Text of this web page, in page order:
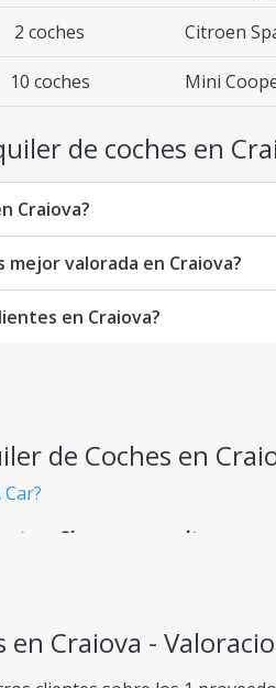
2 coches Citroen
10 coches Mini
de coches en
Craiova?
mejor valorada en Craiova?
en Craiova?
de Coches en
- Sin cargos ocultos
Craiova -